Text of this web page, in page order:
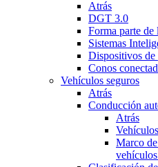
Atrás
DGT 3.0
Forma parte
Sistemas
Dispositivos
Conos
Vehículos seguros
Atrás
Conducción
Atrás
Marco